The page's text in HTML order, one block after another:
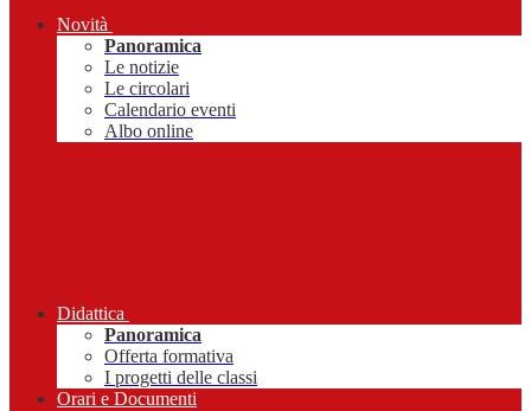
Novità
Panoramica
Le notizie
Le circolari
Calendario eventi
Albo online
Didattica
Panoramica
Offerta formativa
I progetti delle classi
Orari e Documenti